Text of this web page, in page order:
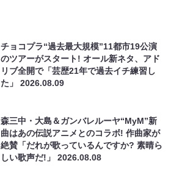
チョコプラ“過去最大規模”11都市19公演
のツアーがスタート! オール新ネタ、アド
リブ全開で「芸歴21年で過去イチ練習し
た」2026.08.09
森三中・大島＆ガンバレルーヤ“MyM”新
曲はあの伝説アニメとのコラボ! 作曲家が
絶賛「だれが歌っているんですか? 素晴ら
しい歌声だ!」2026.08.08